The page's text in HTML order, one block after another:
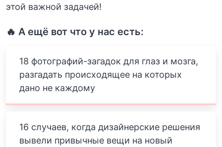
этой важной задачей!
🔥 А ещё вот что у нас есть:
18 фотографий-загадок для глаз и мозга,
разгадать происходящее на которых
дано не каждому
16 случаев, когда дизайнерские решения
вывели привычные вещи на новый